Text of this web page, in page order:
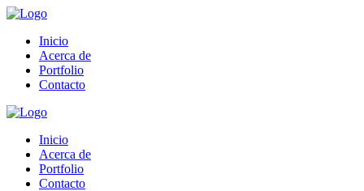
Inicio
Acerca de
Portfolio
Contacto
Inicio
Acerca de
Portfolio
Contacto